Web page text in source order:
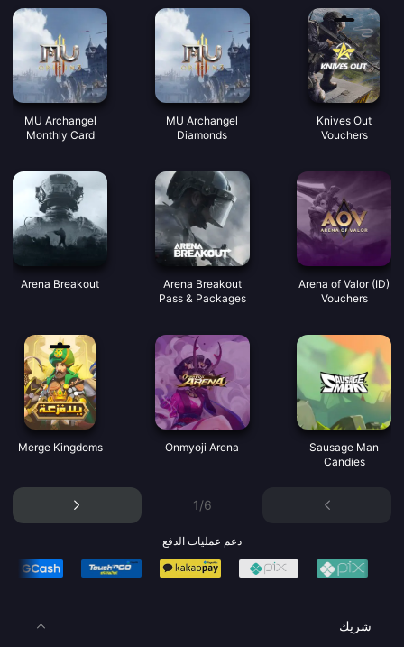
Knives Out
Vouchers
MU Archangel
Diamonds
MU Archangel
Monthly Card
Arena of Valor (ID)
Vouchers
Arena Breakout
Pass & Packages
Arena Breakout
Sausage Man
Candies
Onmyoji Arena
Merge Kingdoms
1/6
دعم عمليات الدفع
شريك